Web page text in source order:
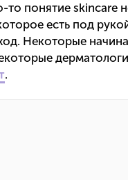
то понятие
есть под
Некоторые
.